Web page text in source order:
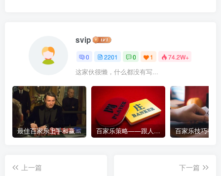
svip
0 2201 0 1 74.2W+
这家伙很懒，什么都没有写...
最佳百家乐上手和赢钱指南 – 终极版 百家乐策略——跟人胜过跟路
上一篇
下一篇